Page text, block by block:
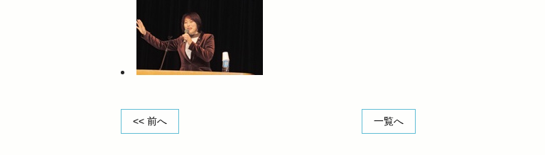
<< 前へ 一覧へ